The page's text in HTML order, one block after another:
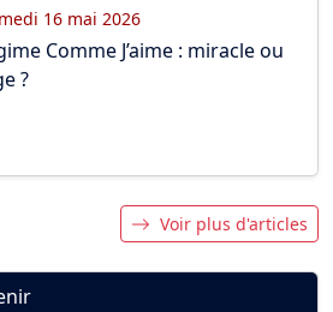
16 mai 2026
Comme J’aime : miracle ou
?
Voir plus d'articles